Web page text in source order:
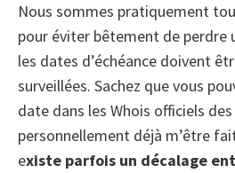
Nous sommes pratiquement
pour éviter bêtement de perdre
les dates d’échéance doivent
surveillées. Sachez que vous
date dans les Whois officiels
personnellement déjà m’être
existe parfois un décalage